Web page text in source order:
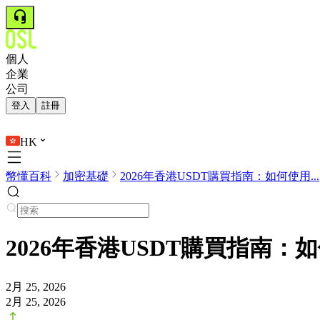
個人
企業
公司
登入 註冊
HK
幣懂百科 加密基礎 2026年香港USDT購買指南：如何使用...
2026年香港USDT購買指南：
2月 25, 2026
2月 25, 2026